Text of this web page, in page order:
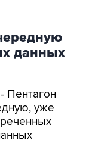
данных
Пентагон
уже